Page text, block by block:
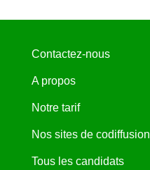
Contactez-nous
A propos
Notre tarif
Nos sites de codiffusion
Tous les candidats